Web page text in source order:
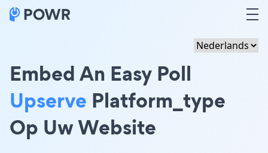
Embed An Easy Poll
Upserve Platform_type
Op Uw Website